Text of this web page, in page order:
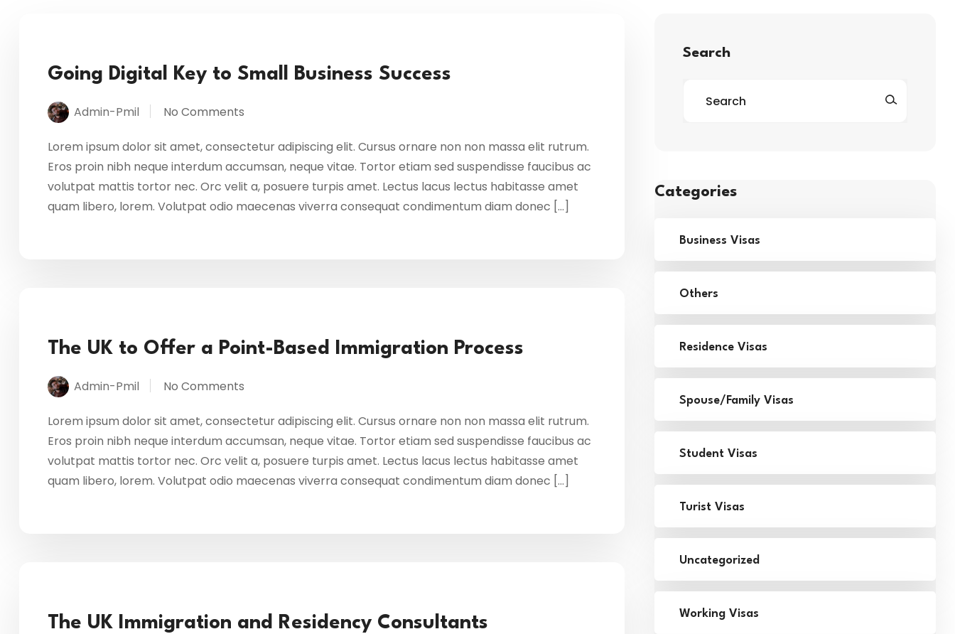
Going Digital Key to Small Business Success
Admin-Pmil No Comments
Lorem ipsum dolor sit amet, consectetur adipiscing elit. Cursus ornare non non massa elit rutrum.
Eros proin nibh neque interdum accumsan, neque vitae. Tortor etiam sed suspendisse faucibus ac
volutpat mattis tortor nec. Orc velit a, posuere turpis amet. Lectus lacus lectus habitasse amet
quam libero, lorem. Volutpat odio maecenas viverra consequat condimentum diam donec […]
The UK to Offer a Point-Based Immigration Process
Admin-Pmil No Comments
Lorem ipsum dolor sit amet, consectetur adipiscing elit. Cursus ornare non non massa elit rutrum.
Eros proin nibh neque interdum accumsan, neque vitae. Tortor etiam sed suspendisse faucibus ac
volutpat mattis tortor nec. Orc velit a, posuere turpis amet. Lectus lacus lectus habitasse amet
quam libero, lorem. Volutpat odio maecenas viverra consequat condimentum diam donec […]
The UK Immigration and Residency Consultants
Search
Categories
Business Visas
Others
Residence Visas
Spouse/Family Visas
Student Visas
Turist Visas
Uncategorized
Working Visas